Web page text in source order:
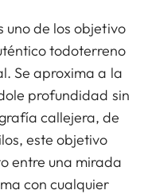
uno de los objetivo
todoterreno
Se aproxima a la
profundidad sin
callejera, de
este objetivo
entre una mirada
con cualquier